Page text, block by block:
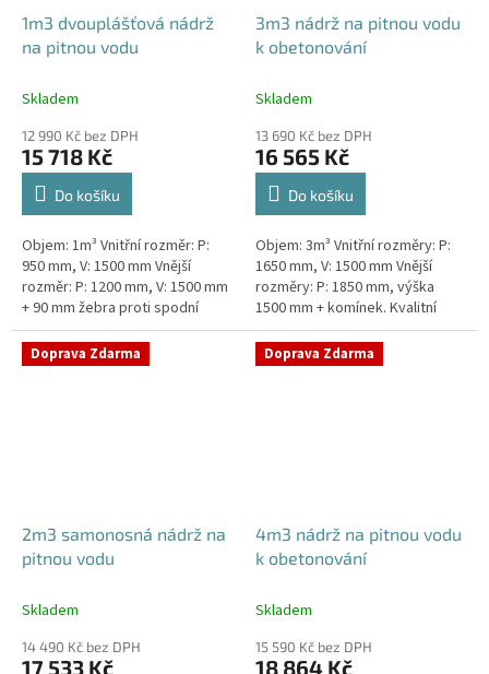
1m3 dvouplášťová nádrž
na pitnou vodu
Skladem
12 990 Kč bez DPH
15 718 Kč
Do košíku
Objem: 1m³ Vnitřní rozměr: P:
950 mm, V: 1500 mm Vnější
rozměr: P: 1200 mm, V: 1500 mm
+ 90 mm žebra proti spodní
vodě + komínek Kvalitní nádrž na
pitnou vodu do míst vysokou...
3m3 nádrž na pitnou vodu
k obetonování
Skladem
13 690 Kč bez DPH
16 565 Kč
Do košíku
Objem: 3m³ Vnitřní rozměry: P:
1650 mm, V: 1500 mm Vnější
rozměry: P: 1850 mm, výška
1500 mm + komínek. Kvalitní
nádrž na pitnou vodu pod
parkovací stání. Průměr a
umístění...
Doprava Zdarma
2m3 samonosná nádrž na
pitnou vodu
Skladem
14 490 Kč bez DPH
17 533 Kč
Doprava Zdarma
4m3 nádrž na pitnou vodu
k obetonování
Skladem
15 590 Kč bez DPH
18 864 Kč